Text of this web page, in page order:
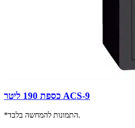
כספת 190 ליטר ACS-9
*התמונות להמחשה בלבד.